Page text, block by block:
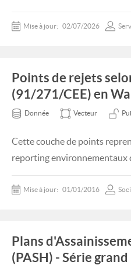
Mise à jour: 02/07/2026
Points de rejets
(91/271/CEE) en
Donnée Vecteur
Cette couche de points
reporting environnementaux
Mise à jour: 01/01/2016
Plans
(PASH) - Série